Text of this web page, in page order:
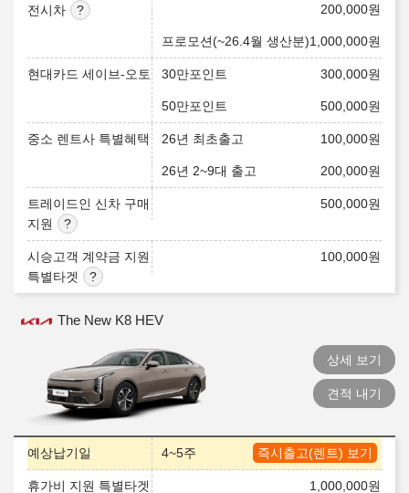
전시차 200,000원
프로모션(~26.4월 생산분)1,000,000원
현대카드 세이브-오토 30만포인트 300,000원
50만포인트 500,000원
중소 렌트사 특별혜택 26년 최초출고 100,000원
26년 2~9대 출고 200,000원
트레이드인 신차 구매
지원
500,000원
시승고객 계약금 지원
특별타겟
100,000원
The New K8 HEV
상세 보기
견적 내기
즉시출고(렌트) 보기
예상납기일 4~5주
휴가비 지원 특별타겟 1,000,000원